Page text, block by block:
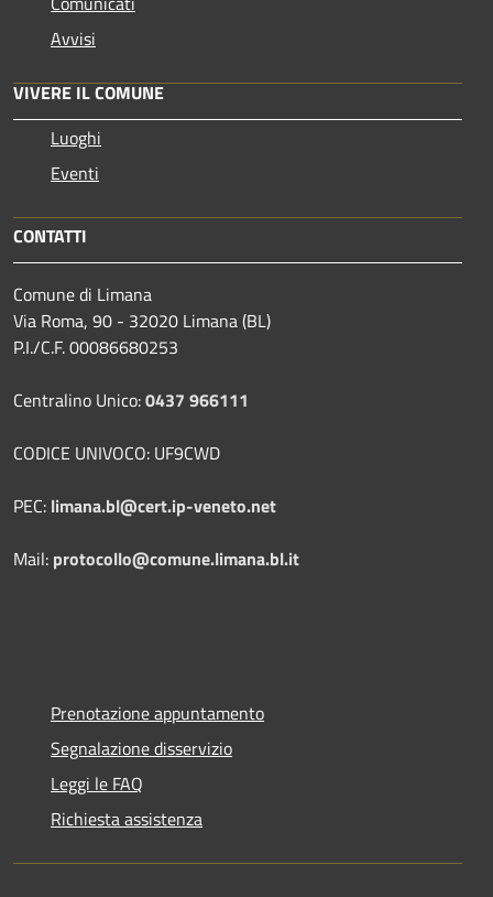
Avvisi
VIVERE IL COMUNE
Luoghi
Eventi
CONTATTI
Comune di Limana
Via Roma, 90 - 32020 Limana (BL)
P.I./C.F. 00086680253
Centralino Unico:0437 966111
CODICE UNIVOCO: UF9CWD
PEC: limana.bl@cert.ip-veneto.net
Mail: protocollo@comune.limana.bl.it
Prenotazione appuntamento
Segnalazione disservizio
Leggi le FAQ
Richiesta assistenza